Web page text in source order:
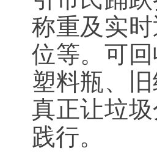
称重及实
位等。可
塑料瓶、
真正让垃
践行。